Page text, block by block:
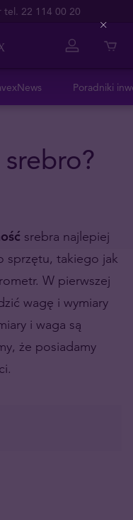
tel. 22 114 00 20
Poradniki
srebra najlepiej
sprzętu, takiego jak
W pierwszej
wagę i wymiary
i waga są
że posiadamy
Close